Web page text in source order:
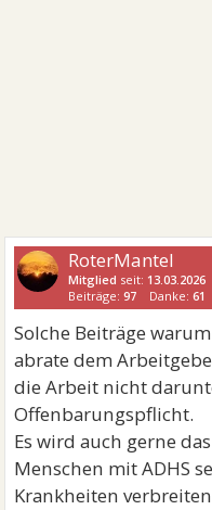
RoterMantel
Mitglied seit: 13.03.2026
Beiträge:97 Danke:61
Solche Beiträge
abrate dem
die Arbeit nicht
Offenbarungspflicht.
Es wird auch gerne
Menschen mit ADHS
Krankheiten